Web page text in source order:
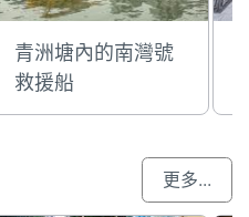
青洲塘內的南灣號
救援船
更多...